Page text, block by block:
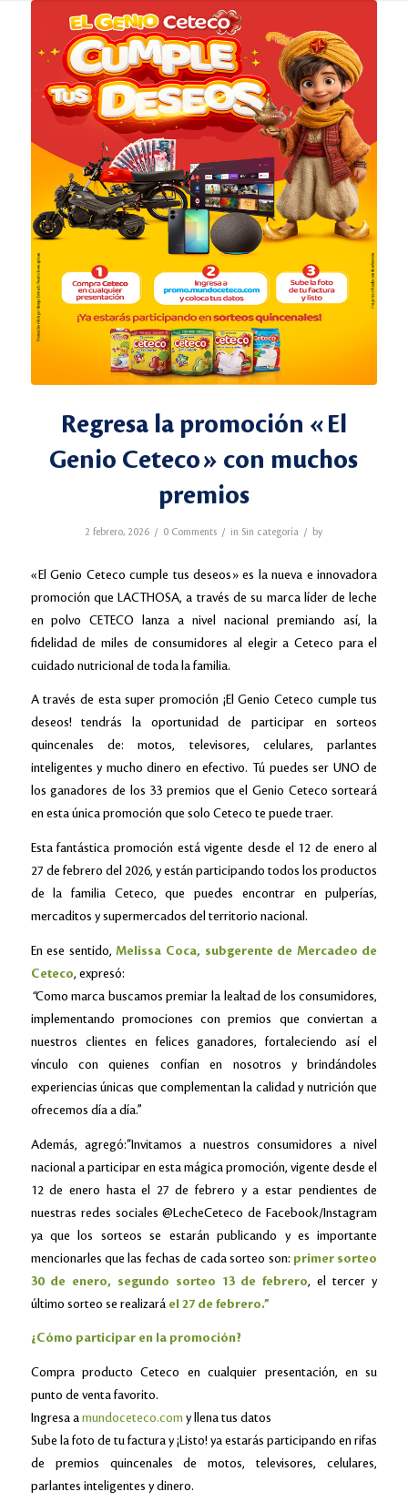
Regresa la promoción «El
Genio Ceteco» con muchos
premios
2 febrero, 2026 / 0 Comments / in Sin categoría / by
«El Genio Ceteco cumple tus deseos» es la nueva e innovadora
promoción que LACTHOSA, a través de su marca líder de leche
en polvo CETECO lanza a nivel nacional premiando así, la
fidelidad de miles de consumidores al elegir a Ceteco para el
cuidado nutricional de toda la familia.
A través de esta super promoción ¡El Genio Ceteco cumple tus
deseos! tendrás la oportunidad de participar en sorteos
quincenales de: motos, televisores, celulares, parlantes
inteligentes y mucho dinero en efectivo. Tú puedes ser UNO de
los ganadores de los 33 premios que el Genio Ceteco sorteará
en esta única promoción que solo Ceteco te puede traer.
Esta fantástica promoción está vigente desde el 12 de enero al
27 de febrero del 2026, y están participando todos los productos
de la familia Ceteco, que puedes encontrar en pulperías,
mercaditos y supermercados del territorio nacional.
En ese sentido,Melissa Coca, subgerente de Mercadeo de
Ceteco, expresó:
“Como marca buscamos premiar la lealtad de los consumidores,
implementando promociones con premios que conviertan a
nuestros clientes en felices ganadores, fortaleciendo así el
vínculo con quienes confían en nosotros y brindándoles
experiencias únicas que complementan la calidad y nutrición que
ofrecemos día a día.”
Además, agregó:“Invitamos a nuestros consumidores a nivel
nacional a participar en esta mágica promoción, vigente desde el
12 de enero hasta el 27 de febrero y a estar pendientes de
nuestras redes sociales @LecheCeteco de Facebook/Instagram
ya que los sorteos se estarán publicando y es importante
mencionarles que las fechas de cada sorteo son: primer sorteo
30 de enero, segundo sorteo 13 de febrero, el tercer y
último sorteo se realizará el 27 de febrero.”
¿Cómo participar en la promoción?
Compra producto Ceteco en cualquier presentación, en su
punto de venta favorito.
Ingresa a mundoceteco.com y llena tus datos
Sube la foto de tu factura y ¡Listo! ya estarás participando en rifas
de premios quincenales de motos, televisores, celulares,
parlantes inteligentes y dinero.